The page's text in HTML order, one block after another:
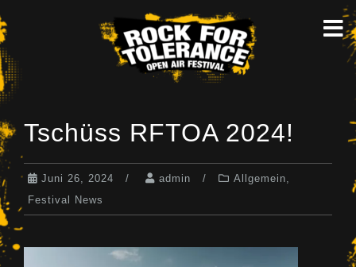
to
content
Tschüss RFTOA 2024!
Juni 26, 2024 admin Allgemein,
Festival News